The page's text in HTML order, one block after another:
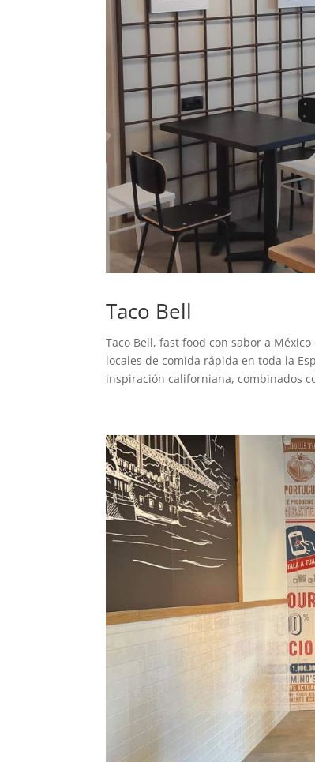
Taco Bell
Taco Bell, fast food con sabor a
locales de comida rápida en toda la
inspiración californiana, combinados